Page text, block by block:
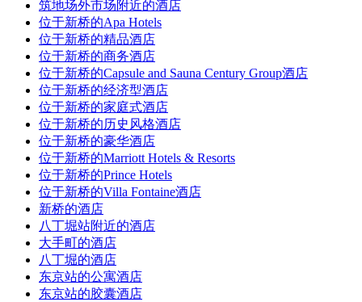
筑地场外市场附近的酒店
位于新桥的Apa Hotels
位于新桥的精品酒店
位于新桥的商务酒店
位于新桥的Capsule and Sauna Century Group酒店
位于新桥的经济型酒店
位于新桥的家庭式酒店
位于新桥的历史风格酒店
位于新桥的豪华酒店
位于新桥的Marriott Hotels & Resorts
位于新桥的Prince Hotels
位于新桥的Villa Fontaine酒店
新桥的酒店
八丁堀站附近的酒店
大手町的酒店
八丁堀的酒店
东京站的公寓酒店
东京站的胶囊酒店